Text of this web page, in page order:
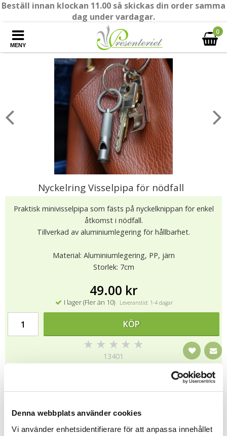
Denna webbplats använder cookies
Vi använder enhetsidentifierare för att anpassa innehållet
Beställ innan klockan 11.00 så skickas din order samma
dag under vardagar.
MENY
0
Nyckelring Visselpipa för nödfall
Praktisk minivisselpipa som fästs på nyckelknippan för enkel
åtkomst i nödfall.
Tillverkad av aluminiumlegering för hållbarhet.
Material: Aluminiumlegering, PP, järn
Storlek: 7cm
49.00 kr
I lager (Fler än 10) Leveranstid: 1-4 dagar
KÖP
★ ★ ★ ★ ★
13401
Upptäck mer